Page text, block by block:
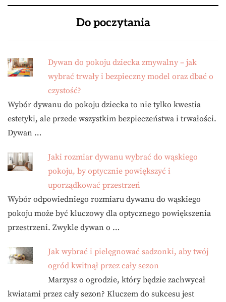
Do poczytania
Dywan do pokoju dziecka zmywalny – jak
wybrać trwały i bezpieczny model oraz dbać o
czystość?
Wybór dywanu do pokoju dziecka to nie tylko kwestia
estetyki, ale przede wszystkim bezpieczeństwa i trwałości.
Dywan …
Jaki rozmiar dywanu wybrać do wąskiego
pokoju, by optycznie powiększyć i
uporządkować przestrzeń
Wybór odpowiedniego rozmiaru dywanu do wąskiego
pokoju może być kluczowy dla optycznego powiększenia
przestrzeni. Zwykle dywan o …
Jak wybrać i pielęgnować sadzonki, aby twój
ogród kwitnął przez cały sezon
Marzysz o ogrodzie, który będzie zachwycał
kwiatami przez cały sezon? Kluczem do sukcesu jest